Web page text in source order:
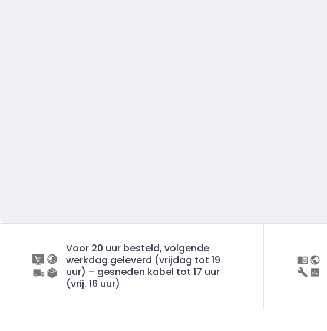
Voor 20 uur besteld, volgende
werkdag geleverd (vrijdag tot 19
uur) – gesneden kabel tot 17 uur
(vrij. 16 uur)